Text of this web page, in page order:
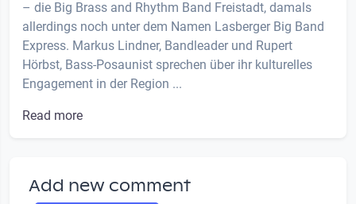
– die Big Brass and Rhythm Band Freistadt, damals
allerdings noch unter dem Namen Lasberger Big Band
Express. Markus Lindner, Bandleader und Rupert
Hörbst, Bass-Posaunist sprechen über ihr kulturelles
Engagement in der Region ...
Read more
Add new comment